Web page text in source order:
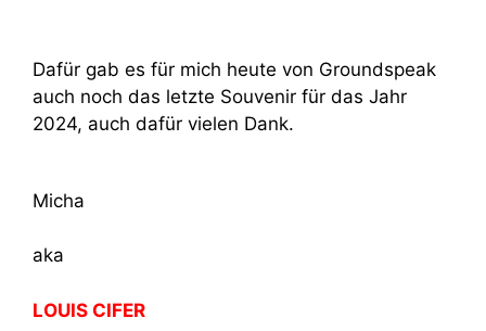
Dafür gab es für mich heute von Groundspeak
auch noch das letzte Souvenir für das Jahr
2024, auch dafür vielen Dank.
Micha
aka
LOUIS CIFER